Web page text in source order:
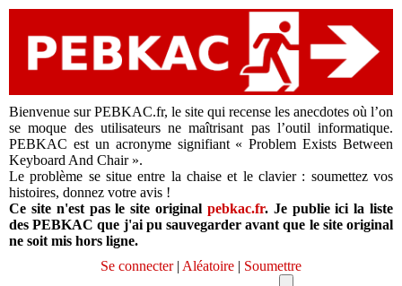
Bienvenue sur PEBKAC.fr, le site qui recense les anecdotes où l’on
se moque des utilisateurs ne maîtrisant pas l’outil informatique.
PEBKAC est un acronyme signifiant « Problem Exists Between
Keyboard And Chair ».
Le problème se situe entre la chaise et le clavier : soumettez vos
histoires, donnez votre avis !
Ce site n'est pas le site original pebkac.fr. Je publie ici la liste
des PEBKAC que j'ai pu sauvegarder avant que le site original
ne soit mis hors ligne.
Se connecter| Aléatoire | Soumettre